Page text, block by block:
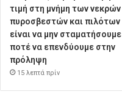
τιμή στη μνήμη των νεκρών
πυροσβεστών και πιλότων
είναι να μην σταματήσουμε
ποτέ να επενδύουμε στην
πρόληψη
15 λεπτά πρίν